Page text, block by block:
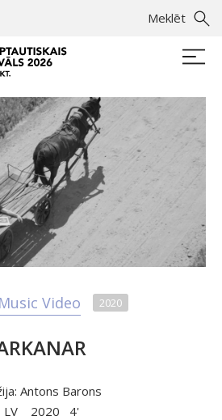
Meklēt
Video 2020
Antons Barons
LV
2020
4'